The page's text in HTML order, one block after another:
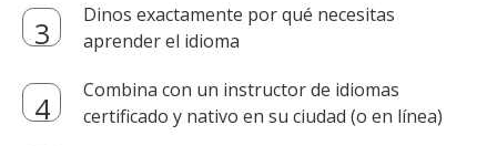
Dinos exactamente por qué necesitas
aprender el idioma
Combina con un instructor de idiomas
certificado y nativo en su ciudad (o en línea)